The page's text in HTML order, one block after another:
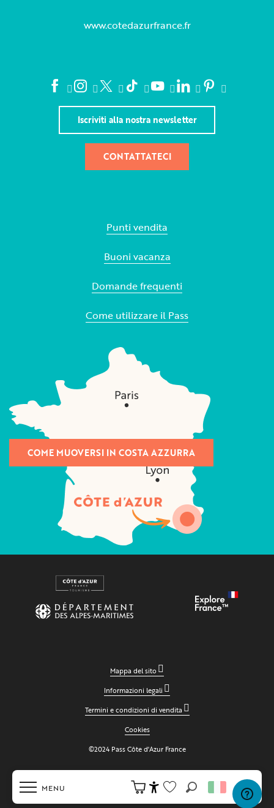
MENU
Accessibilité
Ricerca
www.cotedazurfrance.fr
Iscriviti alla nostra newsletter
CONTATTATECI
Punti vendita
Buoni vacanza
Domande frequenti
Come utilizzare il Pass
COME MUOVERSI IN COSTA AZZURRA
Mappa del sito
Informazioni legali
Termini e condizioni di vendita
Cookies
©2024 Pass Côte d'Azur France